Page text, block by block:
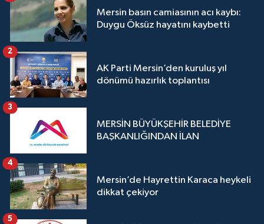
Mersin basın camiasının acı kaybı:
Duygu Öksüz hayatını kaybetti
AK Parti Mersin’den kuruluş yıl
dönümü hazırlık toplantısı
2
MERSİN BÜYÜKŞEHİR BELEDİYE
BAŞKANLIĞINDAN İLAN
3
Mersin’de Hayrettin Karaca heykeli
dikkat çekiyor
4
5